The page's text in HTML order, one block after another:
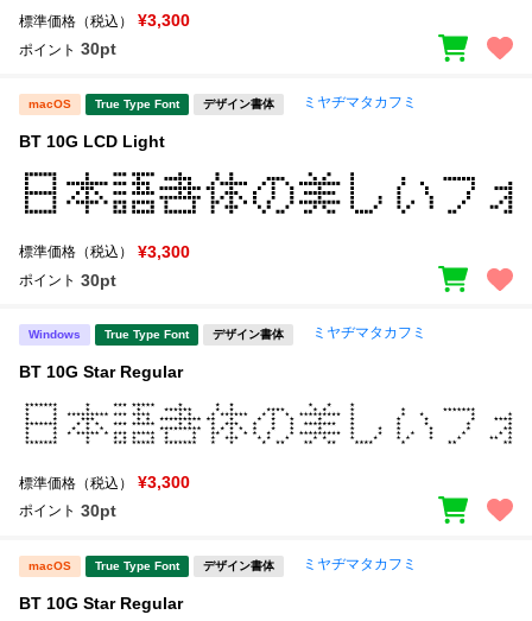
標準価格（税込） ¥3,300
ポイント 30pt
macOS True Type Font デザイン書体 ミヤヂマタカフミ
BT 10G LCD Light
標準価格（税込） ¥3,300
ポイント 30pt
Windows True Type Font デザイン書体 ミヤヂマタカフミ
BT 10G Star Regular
標準価格（税込） ¥3,300
ポイント 30pt
macOS True Type Font デザイン書体 ミヤヂマタカフミ
BT 10G Star Regular